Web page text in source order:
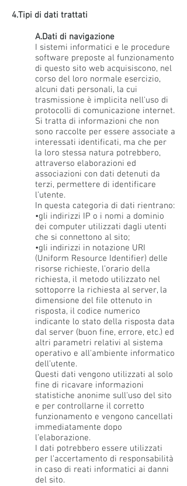
4.Tipi di dati trattati
A.Dati di navigazione
I sistemi informatici e le procedure
software preposte al funzionamento
di questo sito web acquisiscono, nel
corso del loro normale esercizio,
alcuni dati personali, la cui
trasmissione è implicita nell'uso di
protocolli di comunicazione internet.
Si tratta di informazioni che non
sono raccolte per essere associate a
interessati identificati, ma che per
la loro stessa natura potrebbero,
attraverso elaborazioni ed
associazioni con dati detenuti da
terzi, permettere di identificare
l’utente.
In questa categoria di dati rientrano:
•gli indirizzi IP o i nomi a dominio
dei computer utilizzati dagli utenti
che si connettono al sito;
•gli indirizzi in notazione URI
(Uniform Resource Identifier) delle
risorse richieste, l’orario della
richiesta, il metodo utilizzato nel
sottoporre la richiesta al server, la
dimensione del file ottenuto in
risposta, il codice numerico
indicante lo stato della risposta data
dal server (buon fine, errore, etc.) ed
altri parametri relativi al sistema
operativo e all'ambiente informatico
dell’utente.
Questi dati vengono utilizzati al solo
fine di ricavare informazioni
statistiche anonime sull'uso del sito
e per controllarne il corretto
funzionamento e vengono cancellati
immediatamente dopo
l’elaborazione.
I dati potrebbero essere utilizzati
per l’accertamento di responsabilità
in caso di reati informatici ai danni
del sito.